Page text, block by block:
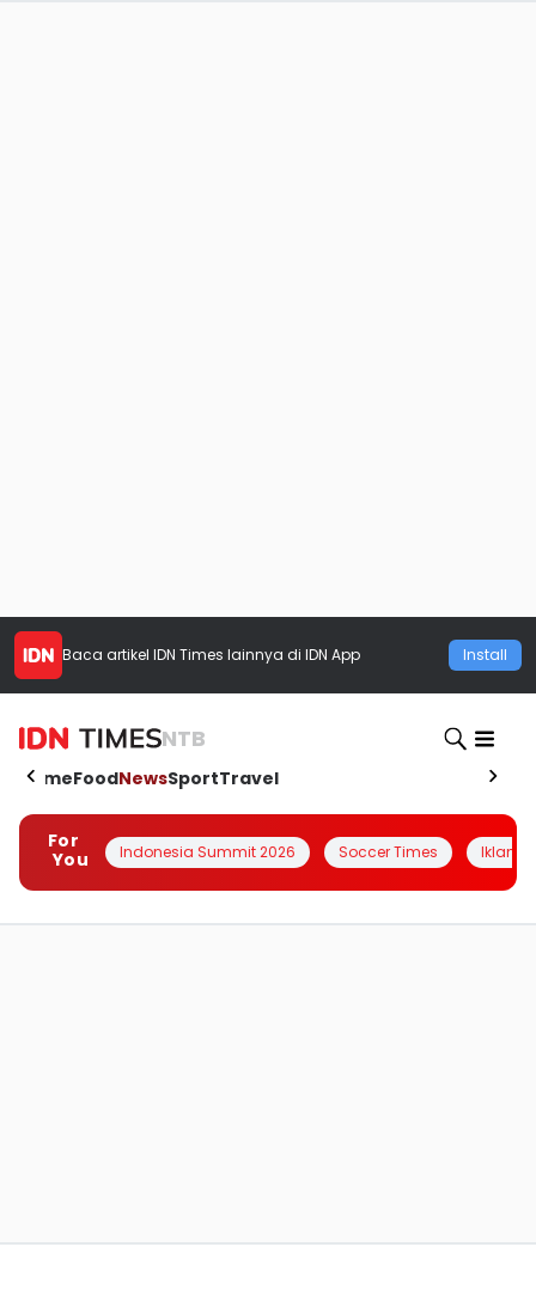
Baca artikel IDN Times lainnya di IDN App Install
NTB
HomeFoodNewsSportTravel
For
You
Indonesia Summit 2026 Soccer Times Iklanin